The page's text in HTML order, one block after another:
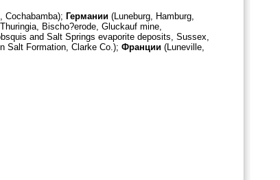
Cochabamba); Германии (Luneburg, Hamburg,
Bischo?erode, Gluckauf mine,
and Salt Springs evaporite deposits, Sussex,
Salt Formation, Clarke Co.); Франции (Luneville,